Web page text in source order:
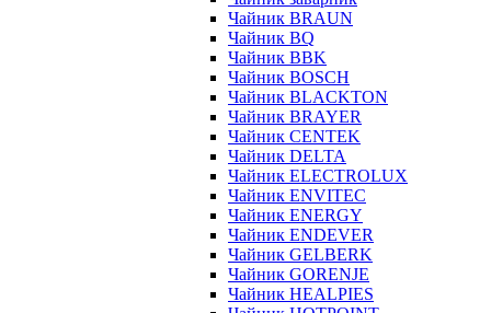
Чайник BRAUN
Чайник BQ
Чайник BBK
Чайник BOSCH
Чайник BLACKTON
Чайник BRAYER
Чайник CENTEK
Чайник DELTA
Чайник ELECTROLUX
Чайник ENVITEC
Чайник ENERGY
Чайник ENDEVER
Чайник GELBERK
Чайник GORENJE
Чайник HEALPIES